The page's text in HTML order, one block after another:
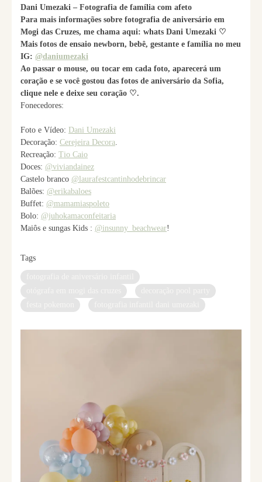
Dani Umezaki – Fotografia de família com afeto
Para mais informações sobre fotografia de aniversário em
Mogi das Cruzes, me chama aqui: whats Dani Umezaki ♡
Mais fotos de ensaio newborn, bebê, gestante e família no meu
IG: @daniumezaki
Ao passar o mouse, ou tocar em cada foto, aparecerá um
coração e se você gostou das fotos de aniversário da Sofia,
clique nele e deixe seu coração ♡.
Fonecedores:
Foto e Vídeo: Dani Umezaki
Decoração: Cerejeira Decora.
Recreação: Tio Caio
Doces: @viviandainez
Castelo branco @laurafestcantinhodebrincar
Balões: @erikabaloes
Buffet: @mamamiaspoleto
Bolo: @juhokamaconfeitaria
Maiôs e sungas Kids : @insunny_beachwear!
Tags